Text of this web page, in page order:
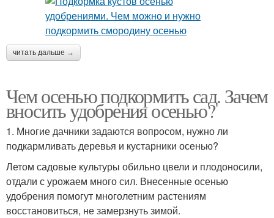
читать дальше →
Чем осенью подкормить сад. Зачем
вносить удобрения осенью?
1. Многие дачники задаются вопросом, нужно ли
подкармливать деревья и кустарники осенью?
Летом садовые культуры обильно цвели и плодоносили,
отдали с урожаем много сил. Внесенные осенью
удобрения помогут многолетним растениям
восстановиться, не замерзнуть зимой.